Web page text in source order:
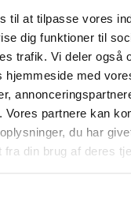
til at tilpasse vores
dig funktioner til
trafik. Vi deler også
hjemmeside med
Vores partnere kan
du har
fra din brug af deres
tid til andre
i eget hjem
ofte anvendes på
for borgere i eget
give:
for den enkelte